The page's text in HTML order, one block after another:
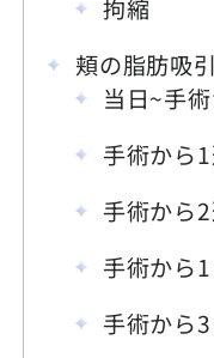
拘縮
頬の脂肪吸
当日~手
手術から
手術から
手術から
手術から